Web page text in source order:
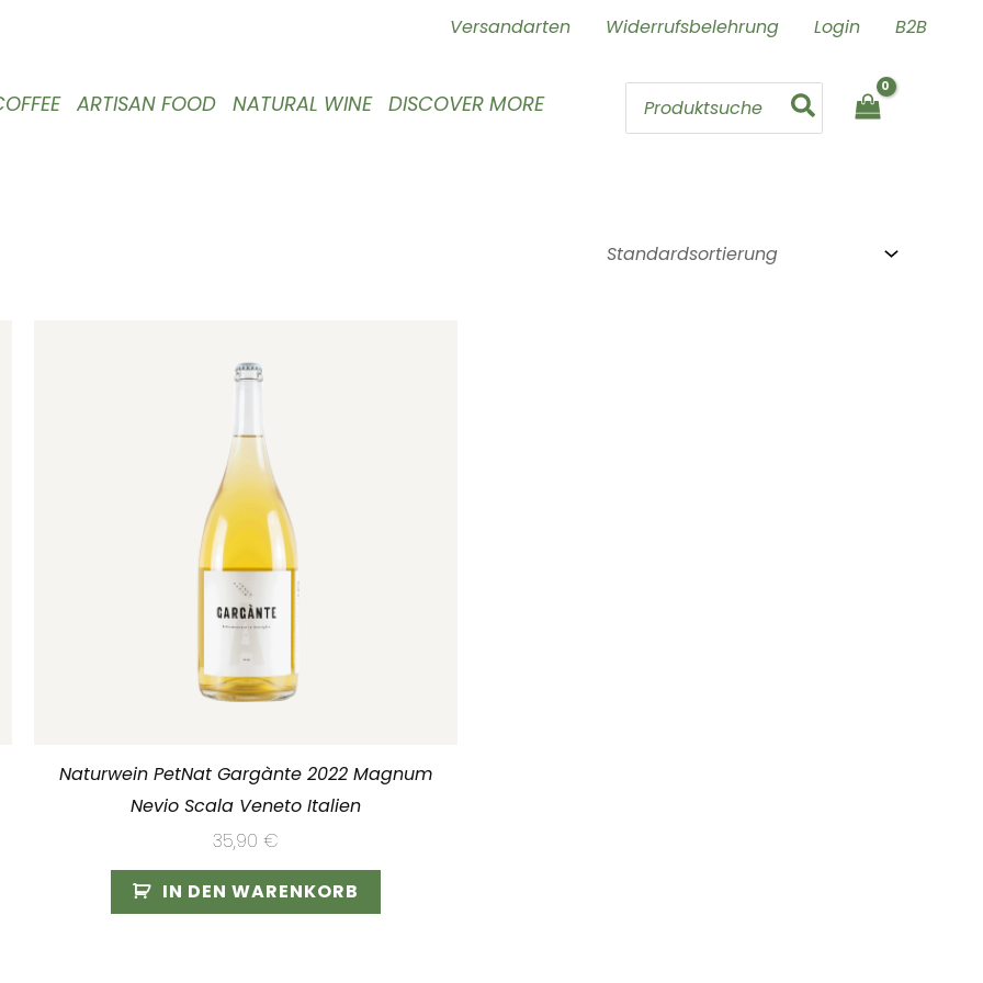
Versandarten Widerrufsbelehrung Login B2B
ARTISAN FOOD NATURAL WINE DISCOVER MORE
Search
Naturwein PetNat Gargànte 2022 Magnum
Nevio Scala Veneto Italien
35,90 €
IN DEN WARENKORB